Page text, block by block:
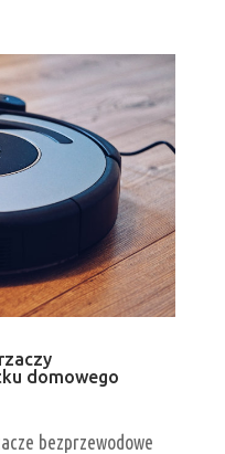
domowego
bezprzewodowe